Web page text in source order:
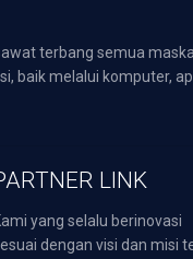
terbang semua
baik melalui komputer,
LINK
yang selalu berinovasi
dengan visi dan misi